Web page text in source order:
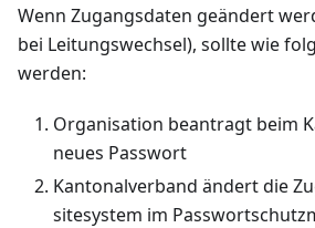
Wenn Zugangsdaten geändert
bei Leitungswechsel), sollte wie
werden:
Organisation beantragt beim
neues Passwort
Kantonalverband ändert die
sitesystem im